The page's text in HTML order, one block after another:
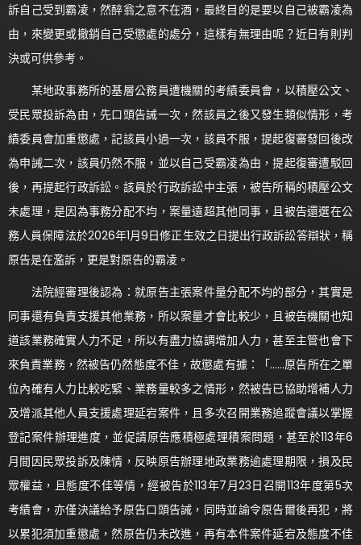
訴自己受到霸凌，然醉翁之意不在酒，最終目的是要以自己被霸凌為
由，來變更或撤銷自己受懲處的處分，這樣有無理由呢？近日有則判
決或可供參考。
某地政事務所的基層公務員遭機關的考績委員會，以積壓公文、
受民眾投訴為由，先口頭告誡一次，然該員之後又發生類似情形，考
績委員會加重懲處，記該員小過一次，該員不服，提起復審發回後改
為申誡二次，該員仍然不服，並以自己受霸凌為由，提起復審遭駁回
後，再提起行政訴訟。該員於行政訴訟中主張，被告所稱的積壓公文
未處理，是因為事務分配不均，案量遠超其他同事，且被告還選在公
務人員保障法於2026年1月9日修正生效之日提出行政訴訟答辯狀，稱
原告是在濫訴，更是對原告的霸凌。
法院經審理後認為：就原告主張案件量分配不均的部分，其實是
同事還有負責支援其他業務，所以案量才會比較少，且被告機關也知
道該業務確實人力不足，所以有盡力協調增加人力，甚至主管也會下
來負責業務，然被告仍然態度不佳，故懲處有據：「……原告所在之單
位內確有人力比較吃緊、業務量較多之情形，然被告已協助增補人力
及增派其他人員支援處理延宕案件，且多次召開業務追蹤會議以掌握
登記案件辦理進度，並促請原告應積極處理積案問題，甚至於113年6
月間因民眾投訴及陳情，反映原告辦理地政業務逾處理期限，損及民
眾權益，且態度不佳等情，經被告於113年7月23日召開113年度第5次
考績會，亦僅決議給予原告口頭告誡，同時並諭令原告爾後再犯，將
以累犯須加重懲處，然原告仍未改進，再有本件案件延宕及態度不佳